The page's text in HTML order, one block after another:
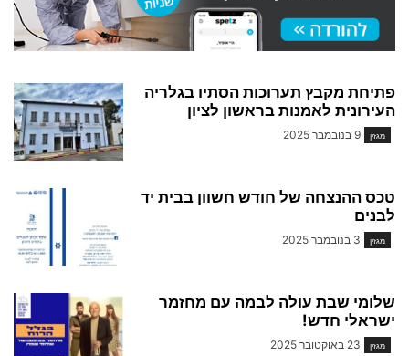
פתיחת מקבץ תערוכות הסתיו בגלריה
העירונית לאמנות בראשון לציון
מגזין 9 בנובמבר 2025
טכס ההנצחה של חודש חשוון בבית יד
לבנים
מגזין 3 בנובמבר 2025
שלומי שבת עולה לבמה עם מחזמר
ישראלי חדש!
מגזין 23 באוקטובר 2025